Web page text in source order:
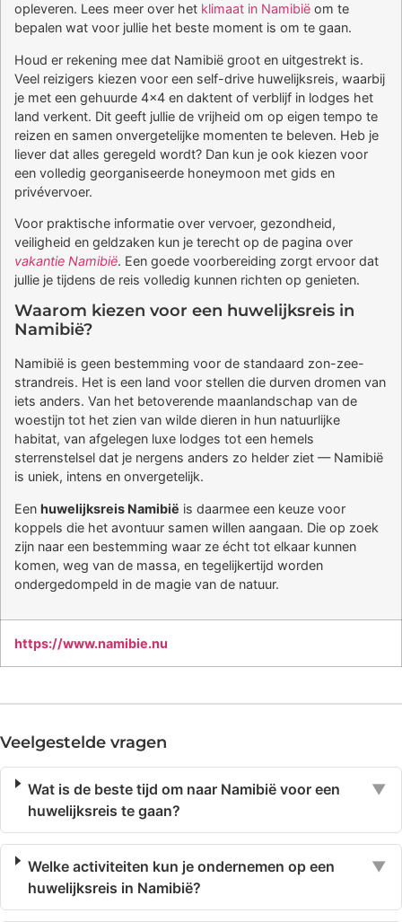
opleveren. Lees meer over het klimaat in Namibië om te
bepalen wat voor jullie het beste moment is om te gaan.
Houd er rekening mee dat Namibië groot en uitgestrekt is.
Veel reizigers kiezen voor een self-drive huwelijksreis, waarbij
je met een gehuurde 4×4 en daktent of verblijf in lodges het
land verkent. Dit geeft jullie de vrijheid om op eigen tempo te
reizen en samen onvergetelijke momenten te beleven. Heb je
liever dat alles geregeld wordt? Dan kun je ook kiezen voor
een volledig georganiseerde honeymoon met gids en
privévervoer.
Voor praktische informatie over vervoer, gezondheid,
veiligheid en geldzaken kun je terecht op de pagina over
vakantie Namibië. Een goede voorbereiding zorgt ervoor dat
jullie je tijdens de reis volledig kunnen richten op genieten.
Waarom kiezen voor een huwelijksreis in
Namibië?
Namibië is geen bestemming voor de standaard zon-zee-
strandreis. Het is een land voor stellen die durven dromen van
iets anders. Van het betoverende maanlandschap van de
woestijn tot het zien van wilde dieren in hun natuurlijke
habitat, van afgelegen luxe lodges tot een hemels
sterrenstelsel dat je nergens anders zo helder ziet — Namibië
is uniek, intens en onvergetelijk.
Een huwelijksreis Namibië is daarmee een keuze voor
koppels die het avontuur samen willen aangaan. Die op zoek
zijn naar een bestemming waar ze écht tot elkaar kunnen
komen, weg van de massa, en tegelijkertijd worden
ondergedompeld in de magie van de natuur.
https://www.namibie.nu
Veelgestelde vragen
Wat is de beste tijd om naar Namibië voor een
huwelijksreis te gaan?
▼
Welke activiteiten kun je ondernemen op een
huwelijksreis in Namibië?
▼